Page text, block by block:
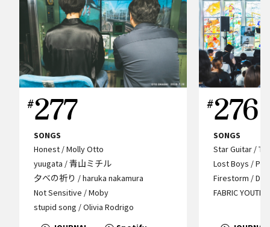
277
SONGS
Honest / Molly Otto
yuugata / 青山ミチル
夕べの祈り / haruka nakamura
Not Sensitive / Moby
stupid song / Olivia Rodrigo
276
SONGS
Star Guitar /
Lost Boys /
Firestorm /
FABRIC